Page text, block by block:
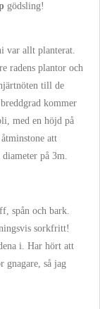
gödsling!
var allt planterat.
radens plantor och
till de
kommer
med en höjd på
att
på 3m.
spån och bark.
sorkfritt!
i. Har hört att
gnagare, så jag